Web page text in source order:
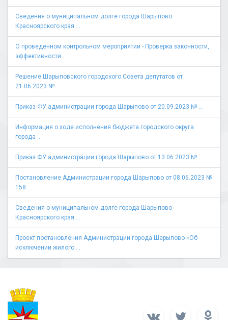
Сведения о муниципальном долге города Шарыпово
Красноярского края ...
О проведенном контрольном мероприятии - Проверка законности,
эффективности ...
Решение Шарыповского городского Совета депутатов от
21.06.2023 № ...
Приказ ФУ администрации города Шарыпово от 20.09.2023 № ...
Информация о ходе исполнения бюджета городского округа
города ...
Приказ ФУ администрации города Шарыпово от 13.06.2023 № ...
Постановление Администрации города Шарыпово от 08.06.2023 №
158 ...
Сведения о муниципальном долге города Шарыпово
Красноярского края ...
Проект постановления Администрации города Шарыпово «Об
исключении жилого ...